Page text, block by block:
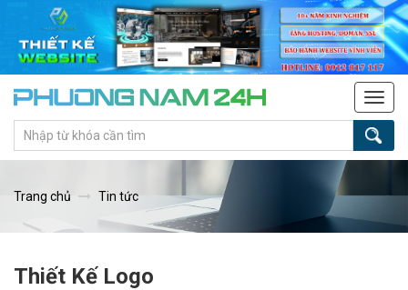
Trang chủ Tin tức
Thiết Kế Logo